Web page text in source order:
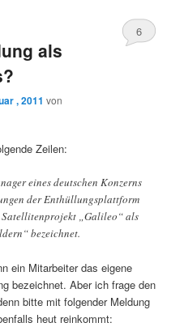
als
, 2011 von
6
Zeilen:
eines deutschen Konzerns
der Enthüllungsplattform
Satellitenprojekt „Galileo“ als
bezeichnet.
ein Mitarbeiter das eigene
bezeichnet. Aber ich frage den
bitte mit folgender Meldung
heut reinkommt: